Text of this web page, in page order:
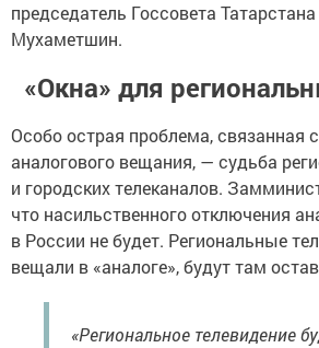
председатель Госсовета
Мухаметшин.
«Окна» для
Особо острая проблема, связанная
аналогового вещания, — судьба
и городских телеканалов.
что насильственного отключения
в России не будет. Региональные
вещали в «аналоге», будут там
«Региональное телевидение